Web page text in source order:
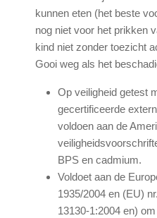
kunnen eten (het beste
nog niet voor het prikken
kind niet zonder toezicht
Gooi weg als het
Op veiligheid getest
gecertificeerde
voldoen aan de
BPS en cadmium.
Voldoet aan de
1935/2004 en (EU)
13130-1:2004 en)